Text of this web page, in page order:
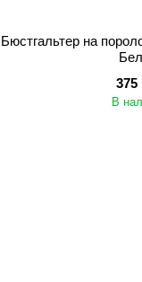
Бюстгальтер на
375
В